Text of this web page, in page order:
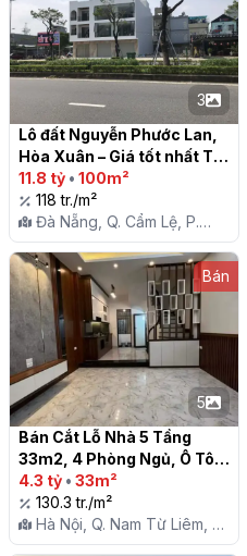
3
Lô đất Nguyễn Phước Lan,
Hòa Xuân – Giá tốt nhất Thị
Trường
11.8 tỷ • 100m²
118 tr./m²
Đà Nẵng, Q. Cẩm Lệ, P.
Hòa Xuân
Bán
5
Bán Cắt Lỗ Nhà 5 Tầng
33m2, 4 Phòng Ngủ, Ô Tô
Đỗ, Gần Phương Canh,
Nhổn - Giá Chỉ 4.3 Tỷ
4.3 tỷ • 33m²
130.3 tr./m²
Hà Nội, Q. Nam Từ Liêm, P.
Phương Canh